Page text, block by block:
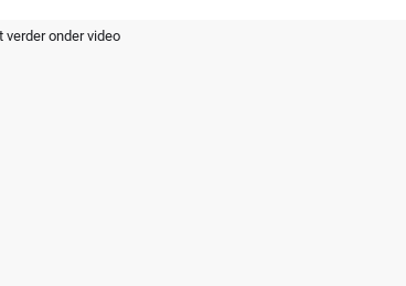
verder onder video